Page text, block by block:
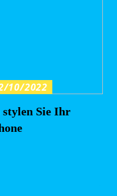
10/2022
stylen Sie Ihr